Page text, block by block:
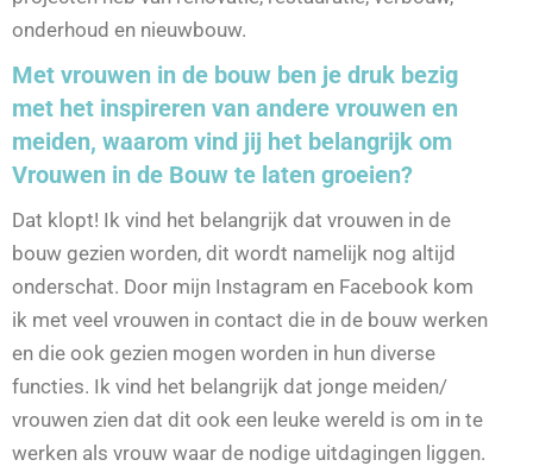
onderhoud en nieuwbouw.
Met vrouwen in de bouw ben je druk bezig
met het inspireren van andere vrouwen en
meiden, waarom vind jij het belangrijk om
Vrouwen in de Bouw te laten groeien?
Dat klopt! Ik vind het belangrijk dat vrouwen in de
bouw gezien worden, dit wordt namelijk nog altijd
onderschat. Door mijn Instagram en Facebook kom
ik met veel vrouwen in contact die in de bouw werken
en die ook gezien mogen worden in hun diverse
functies. Ik vind het belangrijk dat jonge meiden/
vrouwen zien dat dit ook een leuke wereld is om in te
werken als vrouw waar de nodige uitdagingen liggen.